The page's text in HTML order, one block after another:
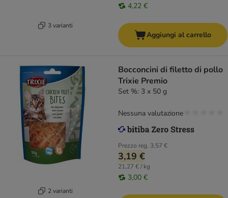
3 varianti
4,22 €
Aggiungi al carrello
2 varianti
Bocconcini di filetto di pollo
Trixie Premio
Set %: 3 x 50 g
Prezzo reg. 3,57 €
3,19 €
21,27 € / kg
3,00 €
Nessuna valutazione